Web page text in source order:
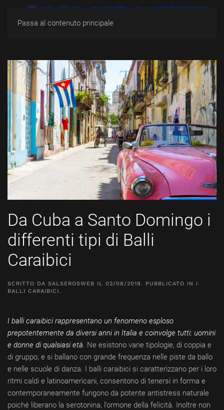
Passa al contenuto principale
Da Cuba a Santo Domingo i
differenti tipi di Balli
Caraibici
SCRITTO DA SALSEROSWEB IL 02/08/2019. PUBBLICATO IN I
BALLI CARAIBICI.
I balli caraibicirappresentano un fenomeno esploso
prepotentemente da diversi anni in Italia e coinvolge tutti: uomini
e donne di qualsiasi età. Ne esistono varie tipologie, di coppia e
di gruppo, e si ballano con grande frequenza nelle piste da ballo
e nelle scuole di danza. I balli caraibici si caratterizzano per i loro
ritmi caldi e latinoamericani, consentono di tenersi in forma e
contemporaneamente fungono da potente antistress naturale
poiché liberano la serotonina, l’ormone della felicità. Inoltre non